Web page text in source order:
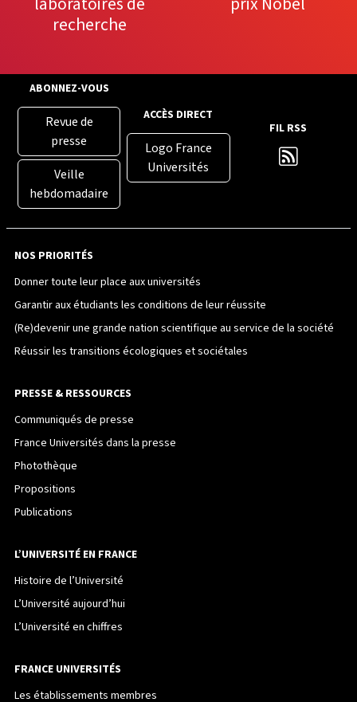
recherche
ABONNEZ-VOUS
Revue de
presse
Veille
hebdomadaire
ACCÈS DIRECT
Logo France
Universités
FIL RSS
NOS PRIORITÉS
Donner toute leur place aux universités
Garantir aux étudiants les conditions de leur réussite
(Re)devenir une grande nation scientifique au service de la société
Réussir les transitions écologiques et sociétales
PRESSE & RESSOURCES
Communiqués de presse
France Universités dans la presse
Photothèque
Propositions
Publications
L’UNIVERSITÉ EN FRANCE
Histoire de l’Université
L’Université aujourd’hui
L’Université en chiffres
FRANCE UNIVERSITÉS
Les établissements membres